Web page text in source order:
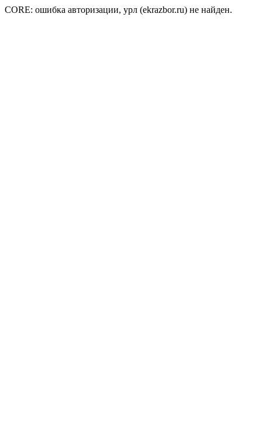
CORE: ошибка авторизации, урл (ekrazbor.ru) не найден.